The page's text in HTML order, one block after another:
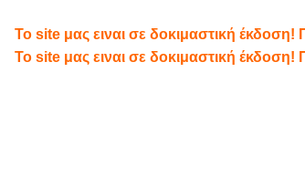
To site μας ειναι σε δοκιμαστική
To site μας ειναι σε δοκιμαστική